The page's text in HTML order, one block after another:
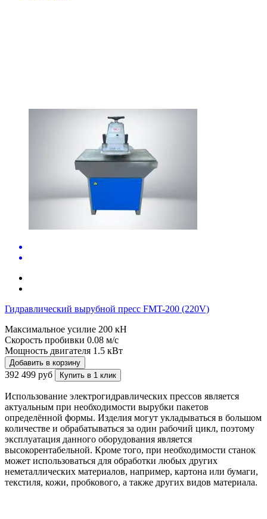
Гидравлический вырубной пресс FMT-200 (220V)
Максимальное усилие 200 кН
Скорость пробивки 0.08 м/с
Мощность двигателя 1.5 кВт
Добавить в корзину
392 499 руб Купить в 1 клик
Использование электрогидравлических прессов является
актуальным при необходимости вырубки пакетов
определённой формы. Изделия могут укладываться в большом
количестве и обрабатываться за один рабочий цикл, поэтому
эксплуатация данного оборудования является
высокорентабельной. Кроме того, при необходимости станок
может использоваться для обработки любых других
неметаллических материалов, например, картона или бумаги,
текстиля, кожи, пробкового, а также других видов материала.